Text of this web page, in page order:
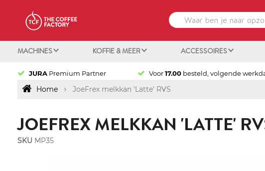
MACHINES KOFFIE & MEER ACCESSOIRES
JURAPremium Partner Voor17.00 besteld, volgende
Home JoeFrex melkkan 'Latte' RVS
JOEFREX MELKKAN 'LATTE'
SKU MP35